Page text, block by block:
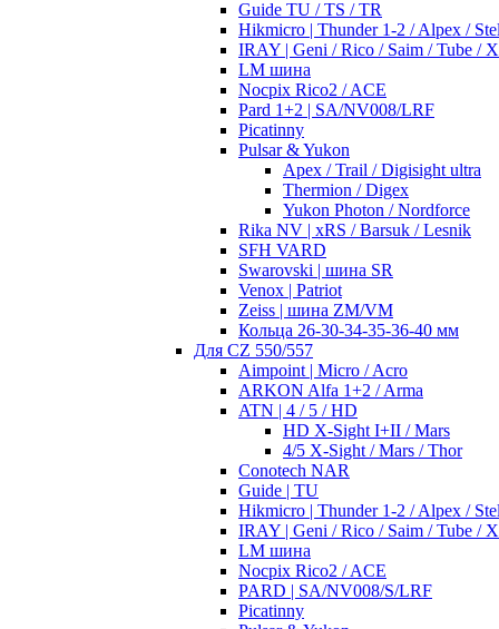
Guide TU / TS / TR
Hikmicro | Thunder 1-2 / Alpex /
IRAY | Geni / Rico / Saim / Tube /
LM шина
Nocpix Rico2 / ACE
Pard 1+2 | SA/NV008/LRF
Picatinny
Pulsar & Yukon
Apex / Trail / Digisight ultra
Thermion / Digex
Yukon Photon / Nordforce
Rika NV | xRS / Barsuk / Lesnik
SFH VARD
Swarovski | шина SR
Venox | Patriot
Zeiss | шина ZM/VM
Кольца 26-30-34-35-36-40 мм
Для CZ 550/557
Aimpoint | Micro / Acro
ARKON Alfa 1+2 / Arma
ATN | 4 / 5 / HD
HD X-Sight I+II / Mars
4/5 X-Sight / Mars / Thor
Conotech NAR
Guide | TU
Hikmicro | Thunder 1-2 / Alpex /
IRAY | Geni / Rico / Saim / Tube /
LM шина
Nocpix Rico2 / ACE
PARD | SA/NV008/S/LRF
Picatinny